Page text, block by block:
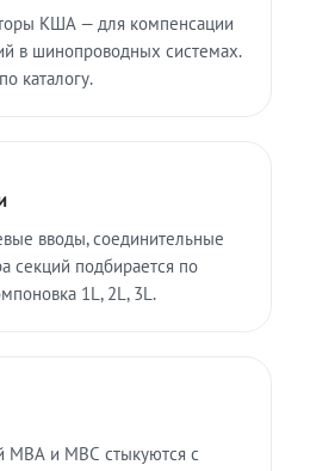
КША — для компенсации
в шинопроводных системах.
каталогу.
вводы, соединительные
секций подбирается по
1L, 2L, 3L.
МВА и МВС стыкуются с